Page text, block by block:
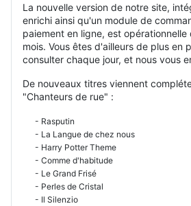
La nouvelle version de notre site,
enrichi ainsi qu'un module de
paiement en ligne, est opérationnelle
mois. Vous êtes d'ailleurs de plus en
consulter chaque jour, et nous vous
De nouveaux titres viennent
"Chanteurs de rue" :
- Rasputin
- La Langue de chez nous
- Harry Potter Theme
- Comme d'habitude
- Le Grand Frisé
- Perles de Cristal
- Il Silenzio